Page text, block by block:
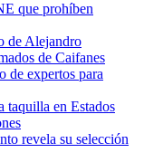
que prohíben
de Alejandro
de Caifanes
de expertos para
taquilla en Estados
revela su selección